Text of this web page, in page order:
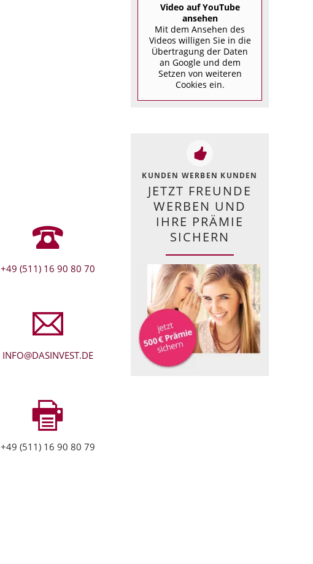
+49 (511) 16 90 80 70
INFO@DASINVEST.DE
+49 (511) 16 90 80 79
Video auf YouTube
ansehen
Mit dem Ansehen des
Videos willigen Sie in die
Übertragung der Daten
an Google und dem
Setzen von weiteren
Cookies ein.
KUNDEN WERBEN KUNDEN
JETZT FREUNDE
WERBEN UND
IHRE PRÄMIE
SICHERN